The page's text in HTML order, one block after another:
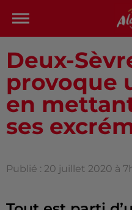
Deux-
provoque
en
ses
Publié : 20 juillet 2020 à